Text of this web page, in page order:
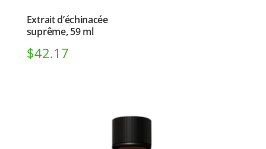
Extrait d’échinacée
suprême, 59 ml
$42.17